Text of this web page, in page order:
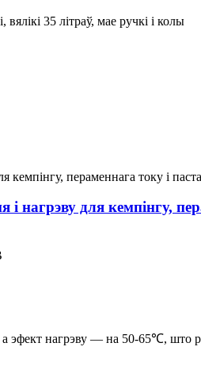
35 літраў, мае ручкі і колы
нагрэву для кемпінгу,
эфект нагрэву — на 50-65℃, што